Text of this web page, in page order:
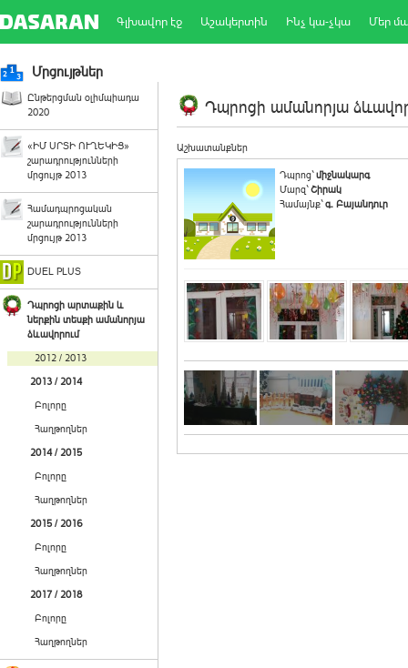
Գլխավոր էջ Աշակերտին Ինչ կա-չկա Մեր
Մրցույթներ
Ընթերցման օլիմպիադա
2020
«ԻՄ ՍՐՏԻ ՈՒՂԵԿԻՑ»
շարադրությունների
մրցույթ 2013
Համադպրոցական
շարադրությունների
մրցույթ 2013
DUEL PLUS
Դպրոցի արտաքին և
ներքին տեսքի ամանորյա
ձևավորում
2012 / 2013
2013 / 2014
Բոլորը
Հաղթողներ
2014 / 2015
Բոլորը
Հաղթողներ
2015 / 2016
Բոլորը
Հաղթողներ
2017 / 2018
Բոլորը
Հաղթողներ
Դպրոցի ամանորյա
Աշխատանքներ
Դպրոց`միջնակարգ
Մարզ`Շիրակ
Համայնք`գ. Բայանդուր